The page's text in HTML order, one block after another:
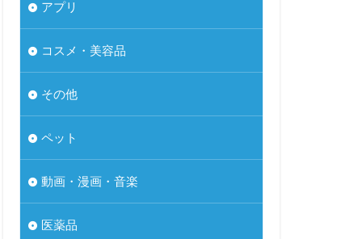
アプリ
コスメ・美容品
その他
ペット
動画・漫画・音楽
医薬品